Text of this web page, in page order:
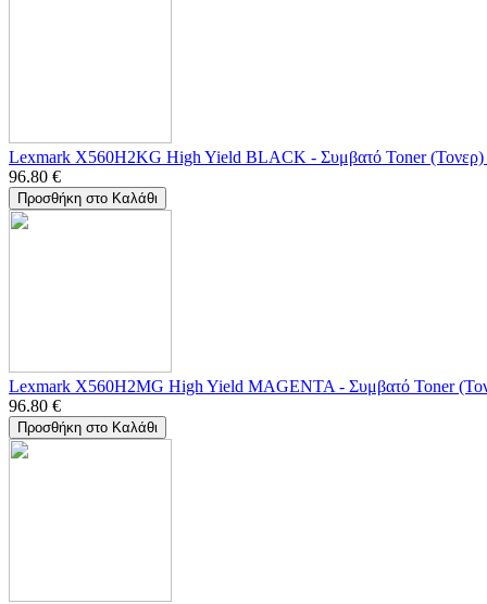
Lexmark X560H2KG High Yield BLACK - Συμβατό Toner (Τονερ)
96.80 €
Προσθήκη στο Καλάθι
Lexmark X560H2MG High Yield MAGENTA - Συμβατό Toner
96.80 €
Προσθήκη στο Καλάθι